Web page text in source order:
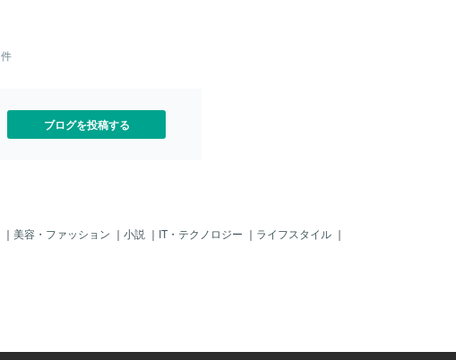
件
ブログを投稿する
｜ 美容・ファッション ｜ 小説 ｜ IT・テクノロジー ｜ ライフスタイル ｜